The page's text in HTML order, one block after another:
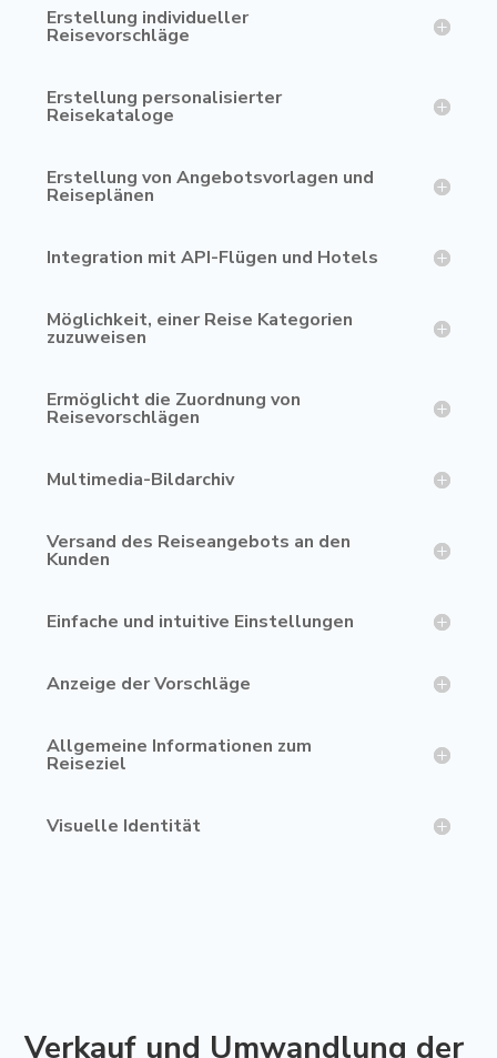
Erstellung individueller
Reisevorschläge
Erstellung personalisierter
Reisekataloge
Erstellung von Angebotsvorlagen und
Reiseplänen
Integration mit API-Flügen und Hotels
Möglichkeit, einer Reise Kategorien
zuzuweisen
Ermöglicht die Zuordnung von
Reisevorschlägen
Multimedia-Bildarchiv
Versand des Reiseangebots an den
Kunden
Einfache und intuitive Einstellungen
Anzeige der Vorschläge
Allgemeine Informationen zum
Reiseziel
Visuelle Identität
Verkauf und Umwandlung der